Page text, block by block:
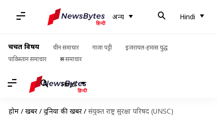
अन्य Hindi
चर्चित विषय चीन समाचार गाजा पट्टी
इजरायल-हमास युद्ध
पाकिस्तान समाचार
रूस समाचार
Hindi
होम / खबरें / दुनिया की खबरें / संयुक्त राष्ट्र सुरक्षा परिषद (UNSC)